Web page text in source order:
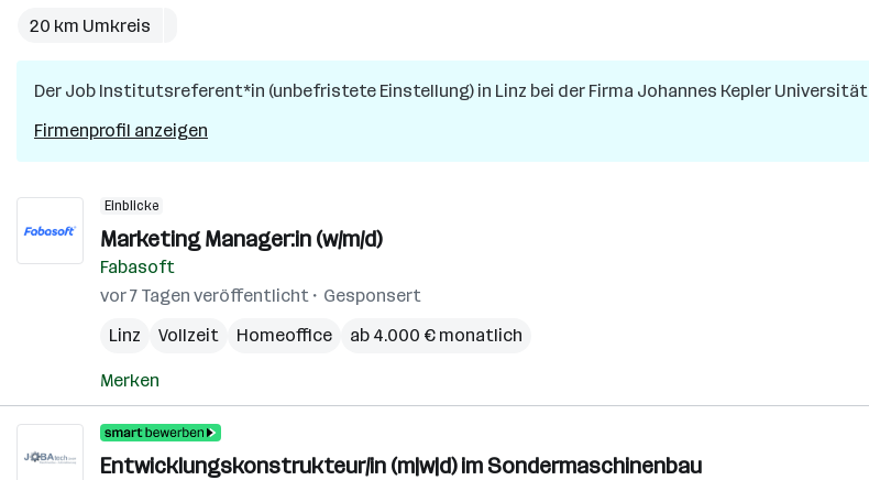
in
Linz
20 km Umkreis
Der Job Institutsreferent*in (unbefristete Einstellung) in Linz bei der Firma Johannes Kepler Universität
Firmenprofil anzeigen
Einblicke
Marketing Manager:in (w/m/d)
Fabasoft
vor 7 Tagen veröffentlicht
Gesponsert
Linz
Vollzeit Homeoffice ab 4.000 € monatlich
Merken
Entwicklungskonstrukteur/in (m|w|d) im Sondermaschinenbau